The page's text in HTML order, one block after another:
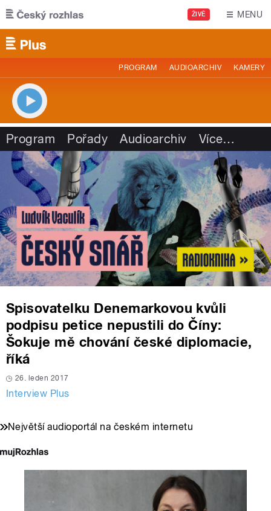
Přejít k hlavnímu obsahu
ŽIVĚ MENU
PROGRAM AUDIOARCHIV KAMERY
Program Pořady Audioarchiv Více…
Spisovatelku Denemarkovou kvůli
podpisu petice nepustili do Číny:
Šokuje mě chování české diplomacie,
říká
26. leden 2017
Interview Plus
Největší audioportál na českém internetu